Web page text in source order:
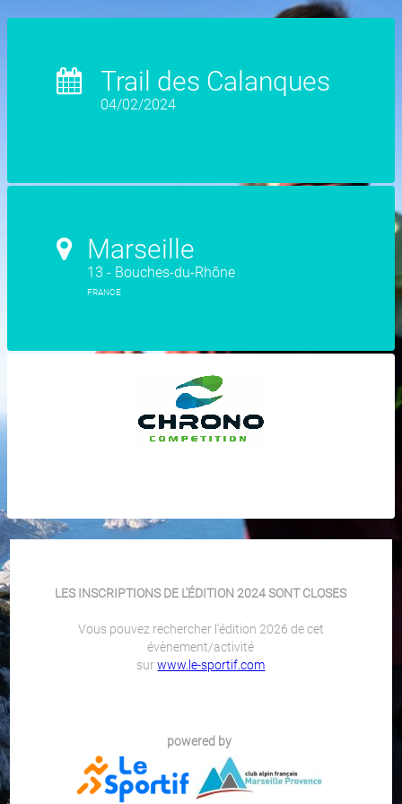
Trail des Calanques
04/02/2024
Marseille
13 - Bouches-du-Rhône
FRANCE
LES INSCRIPTIONS DE L'ÉDITION 2024 SONT CLOSES
Vous pouvez rechercher l'édition 2026 de cet
évènement/activité
surwww.le-sportif.com
powered by